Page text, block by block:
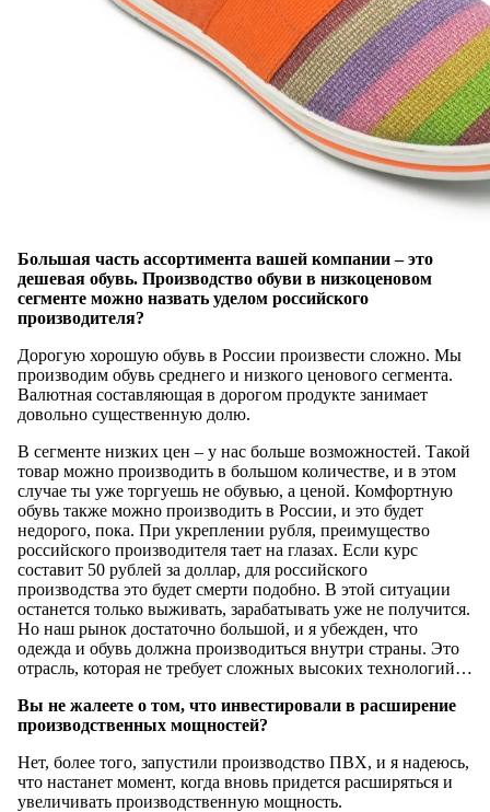
Большая часть ассортимента вашей компании – это
дешевая обувь. Производство обуви в низкоценовом
сегменте можно назвать уделом российского
производителя?
Дорогую хорошую обувь в России произвести сложно. Мы
производим обувь среднего и низкого ценового сегмента.
Валютная составляющая в дорогом продукте занимает
довольно существенную долю.
В сегменте низких цен – у нас больше возможностей. Такой
товар можно производить в большом количестве, и в этом
случае ты уже торгуешь не обувью, а ценой. Комфортную
обувь также можно производить в России, и это будет
недорого, пока. При укреплении рубля, преимущество
российского производителя тает на глазах. Если курс
составит 50 рублей за доллар, для российского
производства это будет смерти подобно. В этой ситуации
останется только выживать, зарабатывать уже не получится.
Но наш рынок достаточно большой, и я убежден, что
одежда и обувь должна производиться внутри страны. Это
отрасль, которая не требует сложных высоких технологий…
Вы не жалеете о том, что инвестировали в расширение
производственных мощностей?
Нет, более того, запустили производство ПВХ, и я надеюсь,
что настанет момент, когда вновь придется расширяться и
увеличивать производственную мощность.